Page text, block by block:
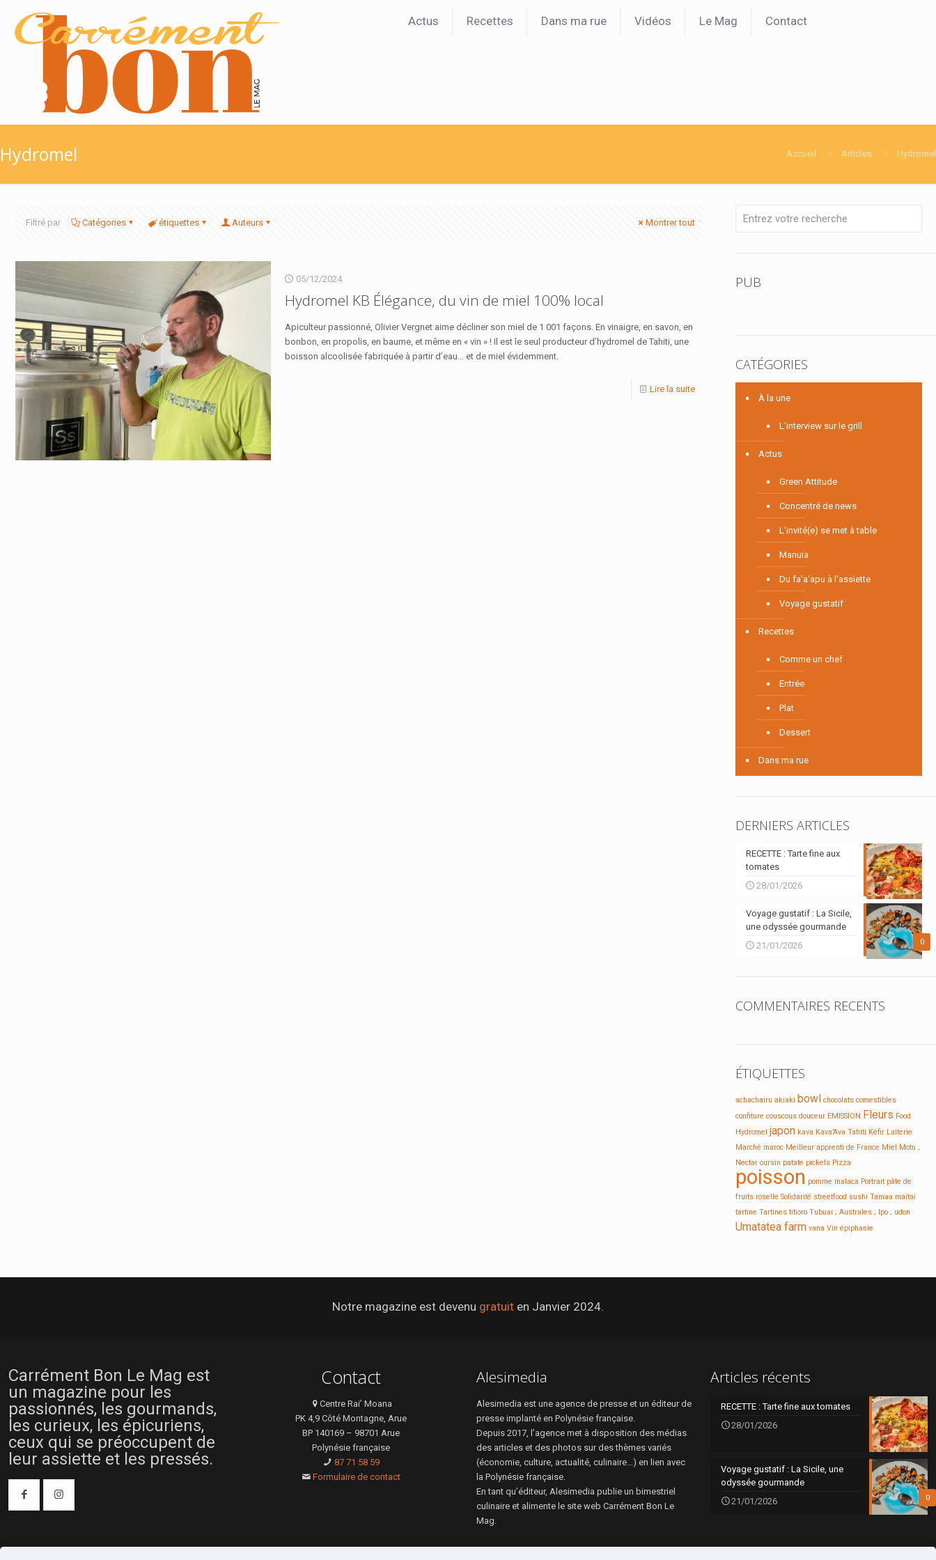
Actus Recettes Dans ma rue Vidéos Le Mag Contact
Hydromel Accueil Articles Hydromel
Filtré par Catégories étiquettes Auteurs Montrer tout
05/12/2024
Hydromel KB Élégance, du vin de miel 100% local
Apiculteur passionné, Olivier Vergnet aime décliner son miel de 1 001 façons. En vinaigre, en savon, en
bonbon, en propolis, en baume, et même en « vin » ! Il est le seul producteur d’hydromel de Tahiti, une
boisson alcoolisée fabriquée à partir d’eau… et de miel évidemment.
Lire la suite
PUB
CATÉGORIES
À la une
L'interview sur le grill
Actus
Green Attitude
Concentré de news
L'invité(e) se met à table
Manuia
Du fa'a'apu à l'assiette
Voyage gustatif
Recettes
Comme un chef
Entrée
Plat
Dessert
Dans ma rue
DERNIERS ARTICLES
RECETTE : Tarte fine aux
tomates
28/01/2026
0
Voyage gustatif : La Sicile,
une odyssée gourmande
21/01/2026
COMMENTAIRES RECENTS
ÉTIQUETTES
achachairu akiaki bowl chocolats comestibles
confiture couscous douceur EMISSION Fleurs Food
Hydromel japon kava Kava’Ava Tahiti Kéfir Laiterie
Marché maroc Meilleur apprenti de France Miel Motu ;
Nectar oursin patate pickels Pizza
poisson pomme malaca Portrait pâte de
fruits roselle Solidarité streetfood sushi Tamaa maitai
tartine Tartines titioro Tubuai ; Australes ; Ipo ; udon
Umatatea farm vana Vin épiphanie
Notre magazine est devenu gratuit en Janvier 2024.
Carrément Bon Le Mag est
un magazine pour les
passionnés, les gourmands,
les curieux, les épicuriens,
ceux qui se préoccupent de
leur assiette et les pressés.
Contact
Centre Rai’ Moana
PK 4,9 Côté Montagne, Arue
BP 140169 – 98701 Arue
Polynésie française
87 71 58 59
Formulaire de contact
Alesimedia
Alesimedia est une agence de presse et un éditeur de
presse implanté en Polynésie française.
Depuis 2017, l’agence met à disposition des médias
des articles et des photos sur des thèmes variés
(économie, culture, actualité, culinaire…) en lien avec
la Polynésie française.
En tant qu’éditeur, Alesimedia publie un bimestriel
culinaire et alimente le site web Carrément Bon Le
Mag.
Articles récents
RECETTE : Tarte fine aux tomates
28/01/2026
0
Voyage gustatif : La Sicile, une
odyssée gourmande
21/01/2026